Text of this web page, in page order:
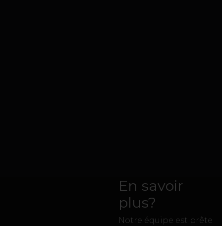
En savoir
plus?
Notre équipe est prête